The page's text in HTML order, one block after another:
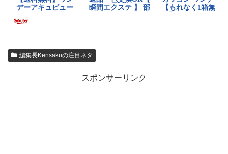
編集長Kensakuの注目ネタ
スポンサーリンク